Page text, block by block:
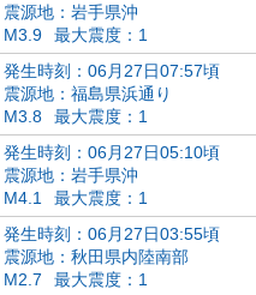
震源地：岩手県沖
M3.9
最大震度：1
発生時刻：06月27日07:57頃
震源地：福島県浜通り
M3.8
最大震度：1
発生時刻：06月27日05:10頃
震源地：岩手県沖
M4.1
最大震度：1
発生時刻：06月27日03:55頃
震源地：秋田県内陸南部
M2.7
最大震度：1